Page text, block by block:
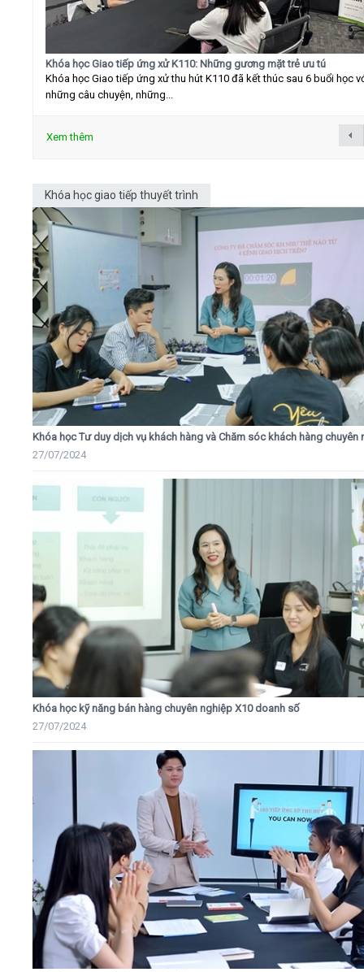
Khóa học Giao tiếp ứng xử K110: Những gương mặt trẻ ưu tú
Khóa học Giao tiếp ứng xử thu hút K110 đã kết thúc sau 6 buổi học
những câu chuyện, những...
Xem thêm
Khóa học giao tiếp thuyết trình
Khóa học Tư duy dịch vụ khách hàng và Chăm sóc khách hàng chuyên
27/07/2024
Khóa học kỹ năng bán hàng chuyên nghiệp X10 doanh số
27/07/2024